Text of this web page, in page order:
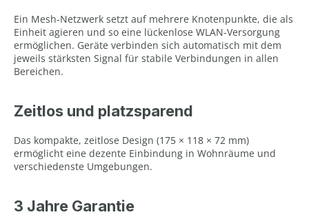
Ein Mesh-Netzwerk setzt auf mehrere Knotenpunkte, die als
Einheit agieren und so eine lückenlose WLAN-Versorgung
ermöglichen. Geräte verbinden sich automatisch mit dem
jeweils stärksten Signal für stabile Verbindungen in allen
Bereichen.
Zeitlos und platzsparend
Das kompakte, zeitlose Design (175 × 118 × 72 mm)
ermöglicht eine dezente Einbindung in Wohnräume und
verschiedenste Umgebungen.
3 Jahre Garantie